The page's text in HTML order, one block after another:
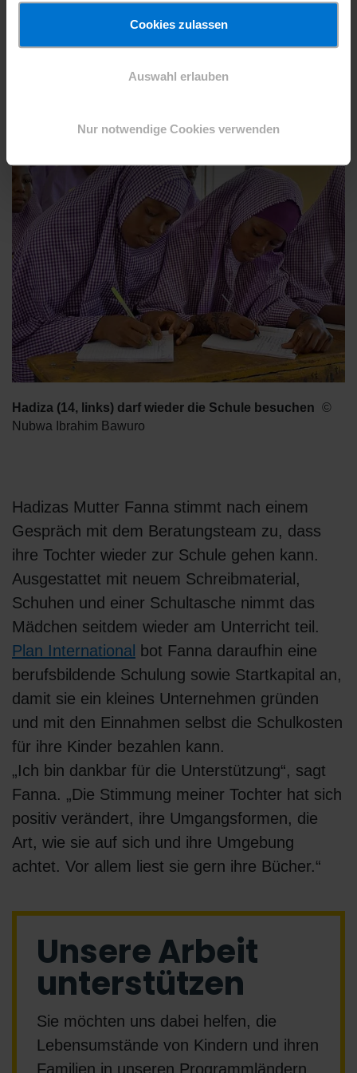
Cookies zulassen
Auswahl erlauben
Nur notwendige Cookies verwenden
einen fair bezahlten Job.
Hadiza (14, links) darf wieder die Schule besuchen
Nubwa Ibrahim Bawuro
Hadizas Mutter Fanna stimmt nach einem
Gespräch mit dem Beratungsteam zu, dass
ihre Tochter wieder zur Schule gehen kann.
Ausgestattet mit neuem Schreibmaterial,
Schuhen und einer Schultasche nimmt das
Mädchen seitdem wieder am Unterricht teil.
Plan International bot Fanna daraufhin eine
berufsbildende Schulung sowie Startkapital an,
damit sie ein kleines Unternehmen gründen
und mit den Einnahmen selbst die Schulkosten
für ihre Kinder bezahlen kann.
„Ich bin dankbar für die Unterstützung“, sagt
Fanna. „Die Stimmung meiner Tochter hat sich
positiv verändert, ihre Umgangsformen, die
Art, wie sie auf sich und ihre Umgebung
achtet. Vor allem liest sie gern ihre Bücher.“
Unsere Arbeit
unterstützen
Sie möchten uns dabei helfen, die
Lebensumstände von Kindern und ihren
Familien in unseren Programmländern